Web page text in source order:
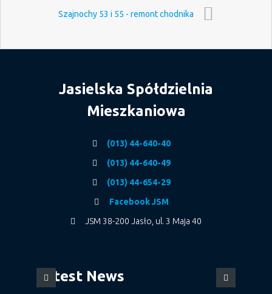
Szajnochy 53 i 55 - remont chodnika
Jasielska Spółdzielnia
Mieszkaniowa
(013) 44-640-40
(013) 44-640-49
(013) 44-654-29
Facebook JSM
JSM 38-200 Jasło, ul. 3 Maja 40
Latest News